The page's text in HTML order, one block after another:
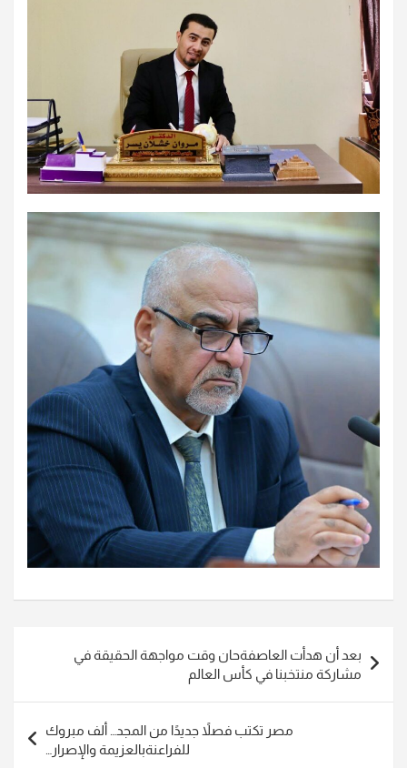
تصفّح
المقالات
بعد أن هدأت العاصفةحان وقت مواجهة الحقيقة في
مشاركة منتخبنا في كأس العالم
مصر تكتب فصلاً جديدًا من المجد… ألف مبروك
للفراعنةبالعزيمة والإصرار…